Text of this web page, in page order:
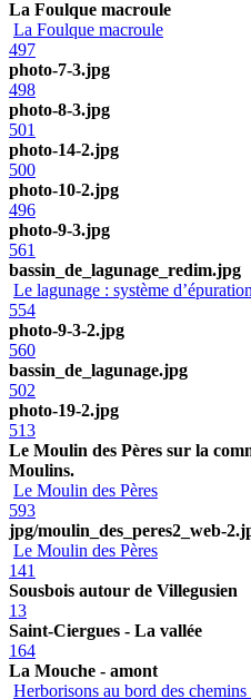
La Foulque macroule
La Foulque macroule
497
photo-7-3.jpg
498
photo-8-3.jpg
501
photo-14-2.jpg
500
photo-10-2.jpg
496
photo-9-3.jpg
561
bassin_de_lagunage_redim.jpg
Le lagunage : système
554
photo-9-3-2.jpg
560
bassin_de_lagunage.jpg
502
photo-19-2.jpg
513
Le Moulin des Pères sur la
Moulins.
Le Moulin des Pères
593
jpg/moulin_des_peres2_web-
Le Moulin des Pères
141
Sousbois autour de Villegusien
13
Saint-Ciergues - La vallée
164
La Mouche - amont
Herborisons au bord des chemins